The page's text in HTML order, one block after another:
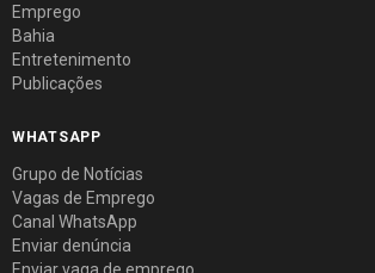
Emprego
Bahia
Entretenimento
Publicações
WHATSAPP
Grupo de Notícias
Vagas de Emprego
Canal WhatsApp
Enviar denúncia